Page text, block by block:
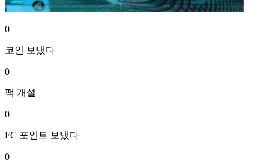
0
코인 보냈다
0
팩 개설
0
FC 포인트 보냈다
0